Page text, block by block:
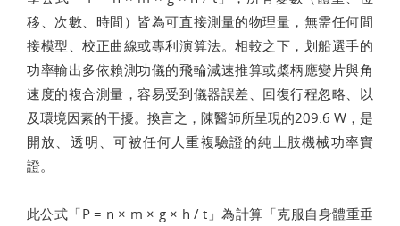
移、次數、時間）皆為可直接測量的物理量，無需任何間
接模型、校正曲線或專利演算法。相較之下，划船選手的
功率輸出多依賴測功儀的飛輪減速推算或槳柄應變片與角
速度的複合測量，容易受到儀器誤差、回復行程忽略、以
及環境因素的干擾。換言之，陳醫師所呈現的209.6 W，是
開放、透明、可被任何人重複驗證的純上肢機械功率實
證。
此公式「P = n × m × g × h / t」為計算「克服自身體重垂